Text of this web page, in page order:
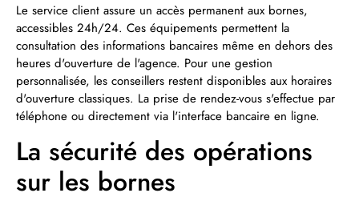
Le service client assure un accès permanent aux bornes,
accessibles 24h/24. Ces équipements permettent la
consultation des informations bancaires même en dehors des
heures d'ouverture de l'agence. Pour une gestion
personnalisée, les conseillers restent disponibles aux horaires
d'ouverture classiques. La prise de rendez-vous s'effectue par
téléphone ou directement via l'interface bancaire en ligne.
La sécurité des opérations
sur les bornes